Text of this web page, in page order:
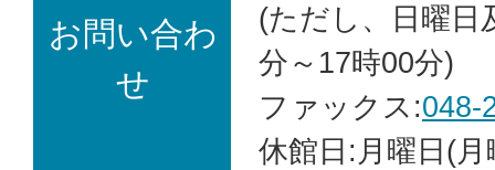
お問い合わ
せ
(ただし、日曜日
分～17時00分)
ファックス:048-
休館日:月曜日(